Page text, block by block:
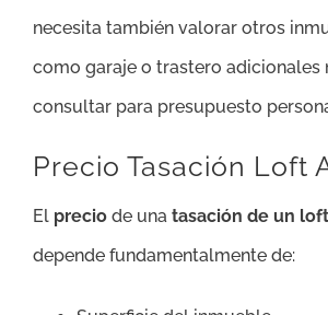
necesita también valorar otros
como garaje o trastero adicionales
consultar para presupuesto
Precio Tasación Loft
El precio de una tasación de un
depende fundamentalmente de: